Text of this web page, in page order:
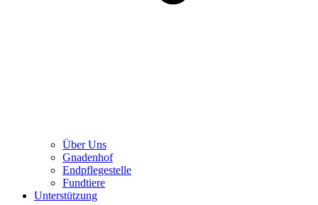
Über Uns
Gnadenhof
Endpflegestelle
Fundtiere
Unterstützung